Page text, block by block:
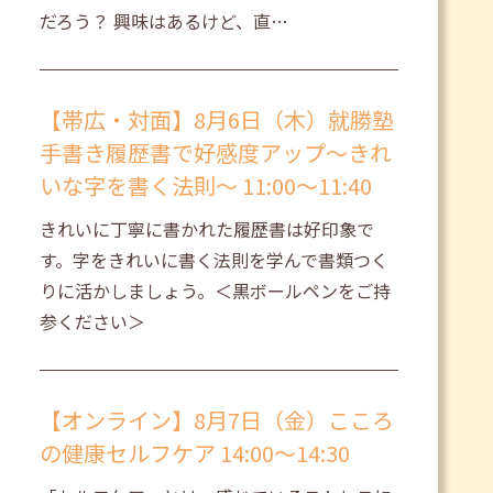
だろう？ 興味はあるけど、直…
【帯広・対面】8月6日（木）就勝塾
手書き履歴書で好感度アップ～きれ
いな字を書く法則～ 11:00～11:40
きれいに丁寧に書かれた履歴書は好印象で
す。字をきれいに書く法則を学んで書類つく
りに活かしましょう。＜黒ボールペンをご持
参ください＞
【オンライン】8月7日（金）こころ
の健康セルフケア 14:00～14:30